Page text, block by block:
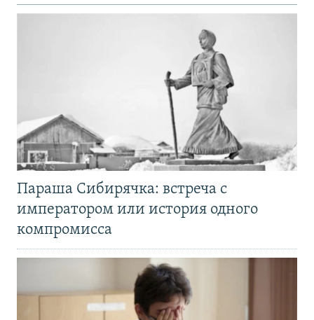
Параша Сибирячка: встреча с
императором или история одного
компромисса